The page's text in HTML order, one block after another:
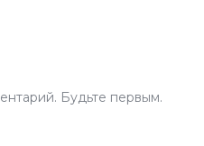
Будьте первым.